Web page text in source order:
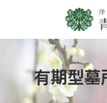
ン
ー
有期型墓